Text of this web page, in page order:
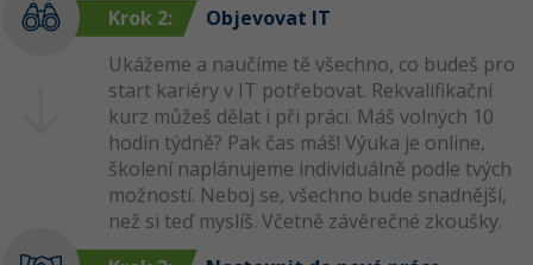
Krok 2:
Objevovat IT
Ukážeme a naučíme tě všechno, co budeš pro
start kariéry v IT potřebovat. Rekvalifikační
kurz můžeš dělat i při práci. Máš volných 10
hodin týdně? Pak čas máš! Výuka je online,
školení naplánujeme individuálně podle tvých
možností. Neboj se, všechno bude snadnější,
než si teď myslíš. Včetně závěrečné zkoušky.